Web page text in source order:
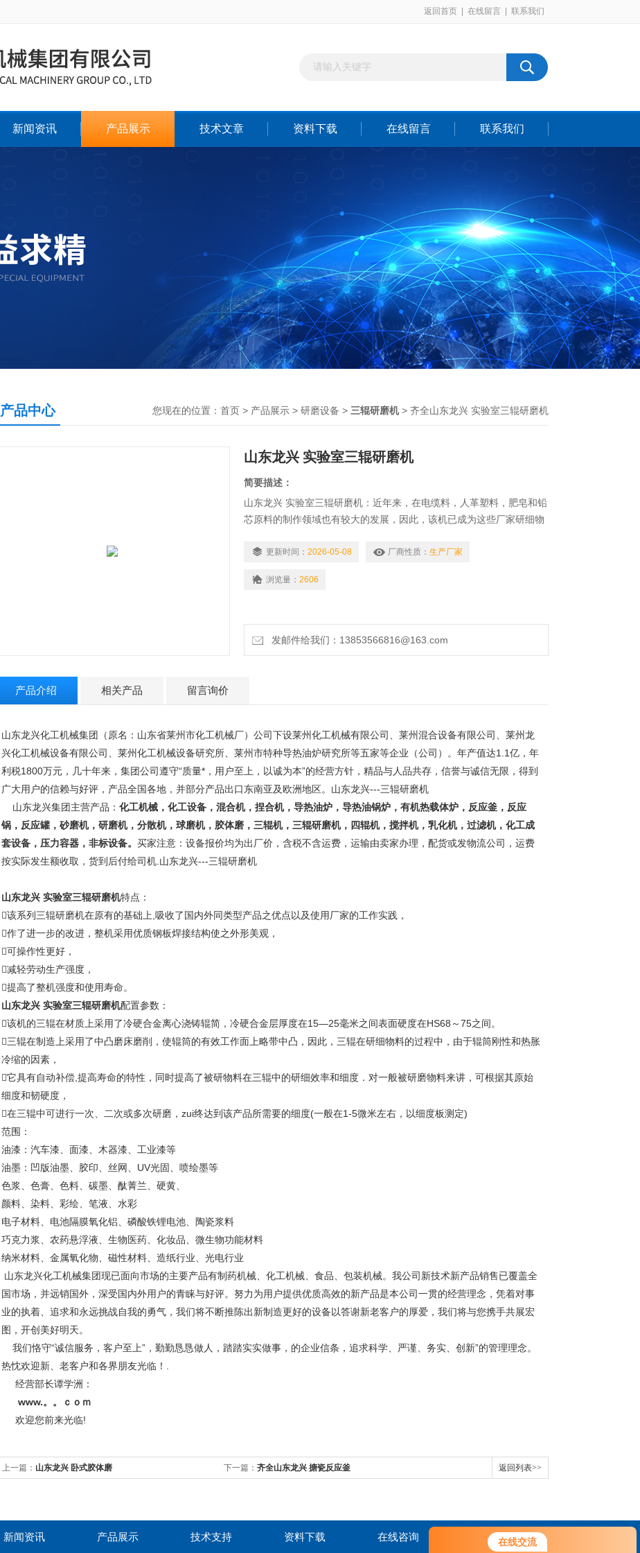
在线交流
返回首页 在线留言 联系我们
新闻资讯 产品展示 技术文章 资料下载 在线留言 联系我们
产品中心 您现在的位置： 首页 > 产品展示 > 研磨设备 > 三辊研磨机> 齐全山东龙兴 实验室三辊研磨机
山东龙兴 实验室三辊研磨机
简要描述：
山东龙兴 实验室三辊研磨机：近年来，在电缆料，人革塑料，肥皂和铅
芯原料的制作领域也有较大的发展，因此，该机已成为这些厂家研细物
更新时间： 2026-05-08 厂商性质： 生产厂家
浏览量： 2606
发邮件给我们：13853566816@163.com
产品介绍 相关产品 留言询价
山东龙兴化工机械集团（原名：山东省莱州市化工机械厂）公司下设莱州化工机械有限公司、莱州混合设备有限公司、莱州龙
兴化工机械设备有限公司、莱州化工机械设备研究所、莱州市特种导热油炉研究所等五家等企业（公司）。年产值达1.1亿，年
利税1800万元，几十年来，集团公司遵守“质量*，用户至上，以诚为本”的经营方针，精品与人品共存，信誉与诚信无限，得到
广大用户的信赖与好评，产品全国各地，并部分产品出口东南亚及欧洲地区。 山东龙兴---三辊研磨机
山东龙兴集团主营产品： 化工机械，化工设备，混合机，捏合机，导热油炉，导热油锅炉，有机热载体炉，反应釜，反应
锅，反应罐，砂磨机，研磨机，分散机，球磨机，胶体磨，三辊机，三辊研磨机，四辊机，搅拌机，乳化机，过滤机，化工成
套设备，压力容器，非标设备。 买家注意：设备报价均为出厂价，含税不含运费，运输由卖家办理，配货或发物流公司，运费
按实际发生额收取，货到后付给司机. 山东龙兴---三辊研磨机
山东龙兴 实验室三辊研磨机特点：
该系列三辊研磨机在原有的基础上,吸收了国内外同类型产品之优点以及使用厂家的工作实践，
作了进一步的改进，整机采用优质钢板焊接结构使之外形美观，
可操作性更好，
减轻劳动生产强度，
提高了整机强度和使用寿命。
山东龙兴 实验室三辊研磨机配置参数：
该机的三辊在材质上采用了冷硬合金离心浇铸辊简，冷硬合金层厚度在15—25毫米之间表面硬度在HS68～75之间。
三辊在制造上采用了中凸磨床磨削，使辊筒的有效工作面上略带中凸，因此，三辊在研细物料的过程中，由于辊筒刚性和热胀
冷缩的因素，
它具有自动补偿,提高寿命的特性，同时提高了被研物料在三辊中的研细效率和细度．对一般被研磨物料来讲，可根据其原始
细度和韧硬度，
在三辊中可进行一次、二次或多次研磨，zui终达到该产品所需要的细度(一般在1-5微米左右，以细度板测定)
范围：
油漆：汽车漆、面漆、木器漆、工业漆等
油墨：凹版油墨、胶印、丝网、UV光固、喷绘墨等
色浆、色膏、色料、碳墨、酞菁兰、硬黄、
颜料、染料、彩绘、笔液、水彩
电子材料、电池隔膜氧化铝、磷酸铁锂电池、陶瓷浆料
巧克力浆、农药悬浮液、生物医药、化妆品、微生物功能材料
纳米材料、金属氧化物、磁性材料、造纸行业、光电行业​
山东龙兴化工机械集团现已面向市场的主要产品有制药机械、化工机械、食品、包装机械。我公司新技术新产品销售已覆盖全
国市场，并远销国外，深受国内外用户的青睐与好评。努力为用户提供优质高效的新产品是本公司一贯的经营理念，凭着对事
业的执着、追求和永远挑战自我的勇气，我们将不断推陈出新制造更好的设备以答谢新老客户的厚爱，我们将与您携手共展宏
图，开创美好明天。
我们恪守“诚信服务，客户至上”，勤勤恳恳做人，踏踏实实做事，的企业信条，追求科学、严谨、务实、创新”的管理理念。
热忱欢迎新、老客户和各界朋友光临！.
经营部长谭学洲：
www.。。ｃｏｍ
欢迎您前来光临!
上一篇： 山东龙兴 卧式胶体磨 下一篇： 齐全山东龙兴 搪瓷反应釜 返回列表>>
新闻资讯 产品展示 技术支持 资料下载 在线咨询 联系我们